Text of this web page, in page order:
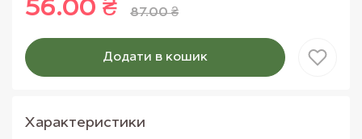
87.00 ₴
56.00 ₴
Додати в кошик
Товар доданий в кошик
Характеристики